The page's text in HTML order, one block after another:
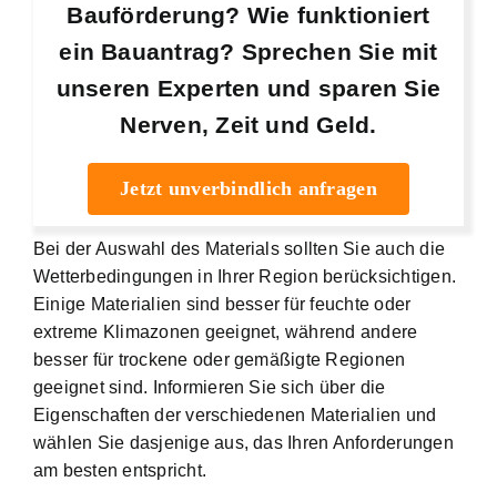
Bauförderung? Wie funktioniert
ein Bauantrag? Sprechen Sie mit
unseren Experten und sparen Sie
Nerven, Zeit und Geld.
Jetzt unverbindlich anfragen
Bei der Auswahl des Materials sollten Sie auch die
Wetterbedingungen in Ihrer Region berücksichtigen.
Einige Materialien sind besser für feuchte oder
extreme Klimazonen geeignet, während andere
besser für trockene oder gemäßigte Regionen
geeignet sind. Informieren Sie sich über die
Eigenschaften der verschiedenen Materialien und
wählen Sie dasjenige aus, das Ihren Anforderungen
am besten entspricht.